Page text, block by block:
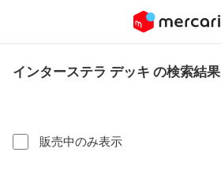
インターステラ デッキ の検索結果
販売中のみ表示